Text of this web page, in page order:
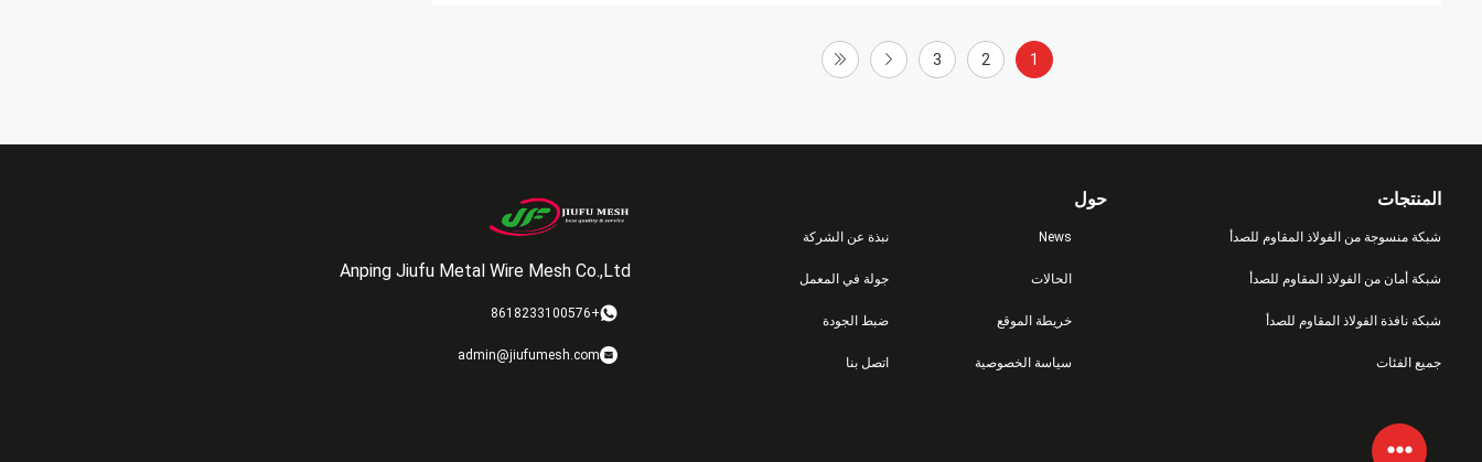
1
2
3
Anping Jiufu Metal Wire Mesh Co.,Ltd
+8618233100576
admin@jiufumesh.com
حول
نبذة عن الشركة
جولة في المعمل
ضبط الجودة
اتصل بنا
News
الحالات
خريطة الموقع
سياسة الخصوصية
المنتجات
شبكة منسوجة من الفولاذ المقاوم للصدأ
شبكة أمان من الفولاذ المقاوم للصدأ
شبكة نافذة الفولاذ المقاوم للصدأ
جميع الفئات